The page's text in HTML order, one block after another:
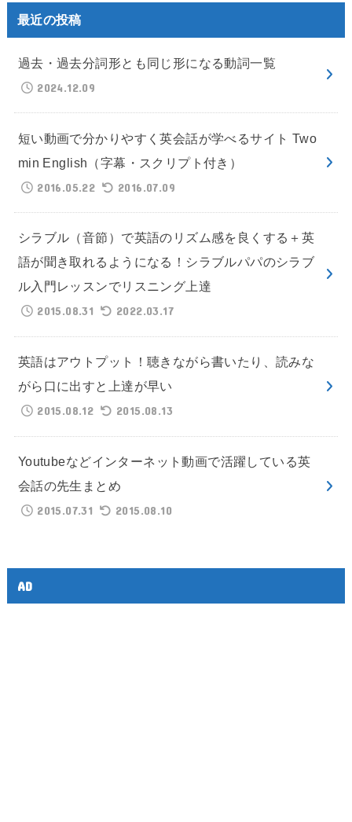
最近の投稿
過去・過去分詞形とも同じ形になる動詞一覧
2024.12.09
短い動画で分かりやすく英会話が学べるサイト Two
min English（字幕・スクリプト付き）
2016.05.22
2016.07.09
シラブル（音節）で英語のリズム感を良くする＋英
語が聞き取れるようになる！シラブルパパのシラブ
ル入門レッスンでリスニング上達
2015.08.31
2022.03.17
英語はアウトプット！聴きながら書いたり、読みな
がら口に出すと上達が早い
2015.08.12
2015.08.13
Youtubeなどインターネット動画で活躍している英
会話の先生まとめ
2015.07.31
2015.08.10
AD